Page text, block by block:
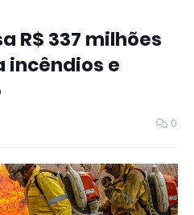
R$ 337 milhões
incêndios e
0